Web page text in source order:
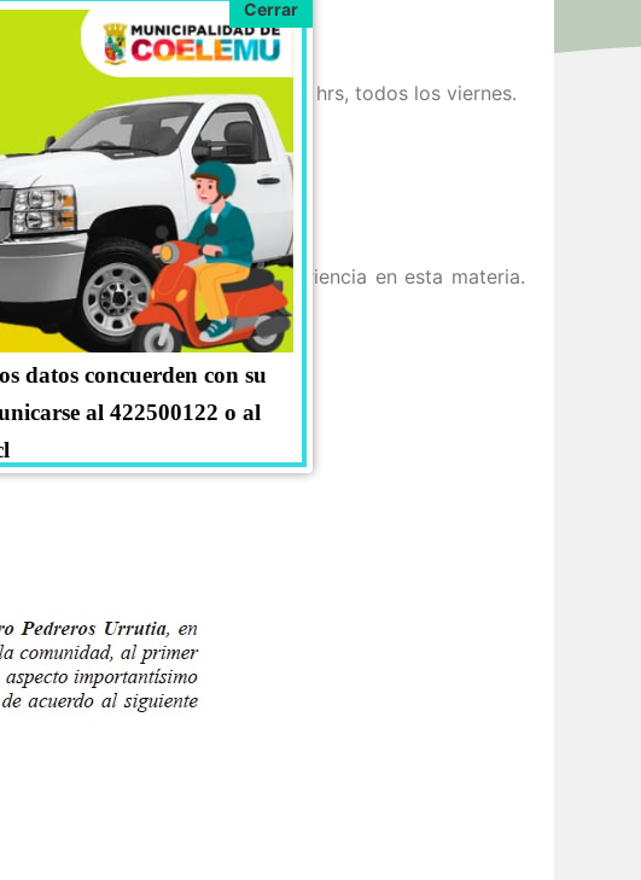
Coelemu, de 15:00 hrs a 17:30 hrs, todos los viernes.
volution Ltda, con vasta experiencia en esta materia.
datos concuerden con su
al 422500122 o al